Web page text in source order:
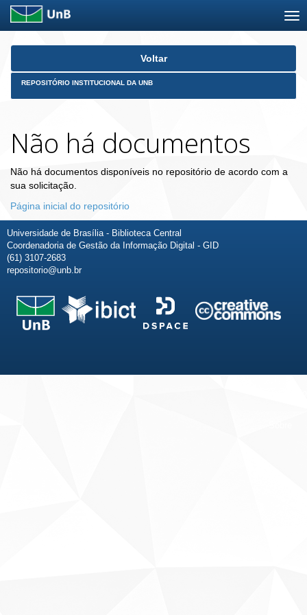
Skip
Voltar
REPOSITÓRIO INSTITUCIONAL DA UNB
Não há documentos
Não há documentos disponíveis no repositório de acordo com a
sua solicitação.
Página inicial do repositório
Universidade de Brasília - Biblioteca Central
Coordenadoria de Gestão da Informação Digital - GID
(61) 3107-2683
repositorio@unb.br